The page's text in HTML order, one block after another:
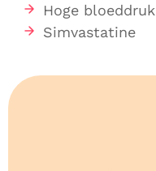
Hoge bloeddruk
Simvastatine